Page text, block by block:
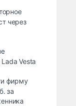
через
Vesta
фирму
за